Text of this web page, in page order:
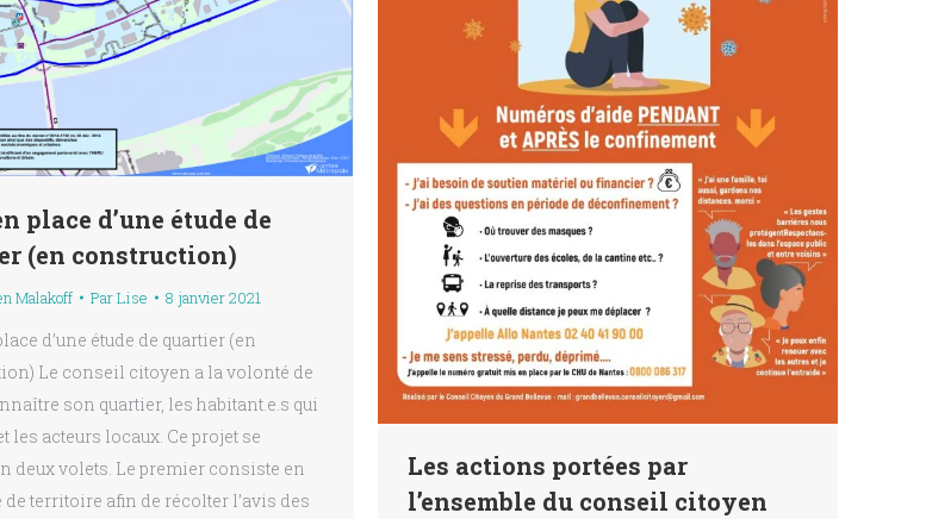
Les actions portées par
l’ensemble du conseil citoyen
place d’une étude de
(en construction)
Malakoff ParLise 8 janvier 2021
d’une étude de quartier (en
Le conseil citoyen a la volonté de
son quartier, les habitant.e.s qui
les acteurs locaux. Ce projet se
deux volets. Le premier consiste en
de territoire afin de récolter l’avis des